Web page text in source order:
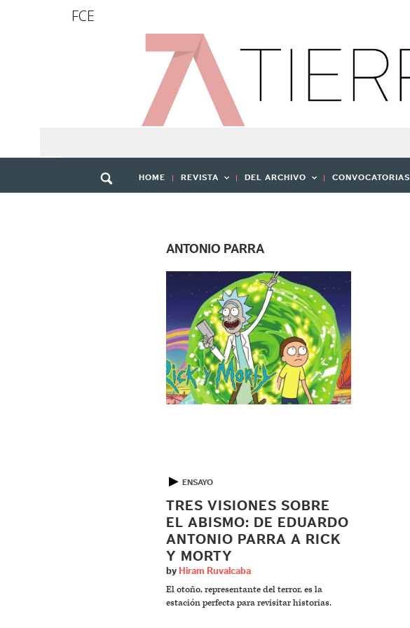
FCE
HOME REVISTA DEL ARCHIVO CONVOCATORIAS
ANTONIO PARRA
▶ ENSAYO
TRES VISIONES SOBRE
EL ABISMO: DE EDUARDO
ANTONIO PARRA A RICK
Y MORTY
by Hiram Ruvalcaba
El otoño, representante del terror, es la
estación perfecta para revisitar historias.